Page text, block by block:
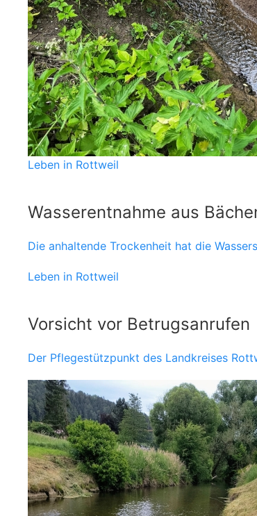
Leben in Rottweil
Wasserentnahme aus
Die anhaltende Trockenheit hat die
Leben in Rottweil
Vorsicht vor Betrugsanrufen
Der Pflegestützpunkt des Landkreises